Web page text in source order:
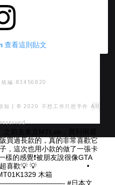
查看這則貼文
買過長款的，真的非常喜歡它
，這次也用小款的做了一張卡
樣的感覺❗️被朋友說很像GTA
超喜歡💡 💡 ⠀⠀ ⠀⠀ ⠀⠀ ⠀⠀ •
木箱 ⠀⠀⠀
#日本文
統編:83456820
知 | © 2020 不想工作只想手作 All